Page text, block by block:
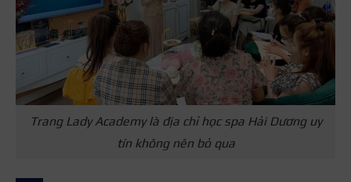
Trang Lady Academy là địa chỉ học spa Hải Dương uy
tín không nên bỏ qua